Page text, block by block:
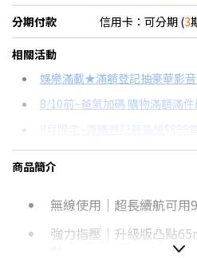
分期付款 信用卡：可分期 (3
＊實際可分期數、適用利率，請以購
信用卡分期
分期數
12期
24期
每期金額
相關活動
娛樂滿載★滿額登記抽豪華影
8/10前~爸氣加碼 購物滿額滿
8月限定~首購登記最高領$888
台灣大哥大Open Possible聯
商品簡介
無線使用｜超長續航可用
強力指壓｜升級版凸點